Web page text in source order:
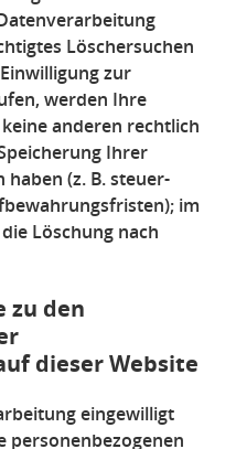
Löschersuchen
zur
werden Ihre
anderen rechtlich
Ihrer
(z. B. steuer-
im
Löschung nach
zu den
dieser Website
eingewilligt
personenbezogenen